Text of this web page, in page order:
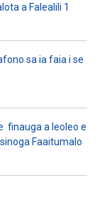
a Falealili 1
sa ia faia i se
finauga a leoleo e
Faaitumalo